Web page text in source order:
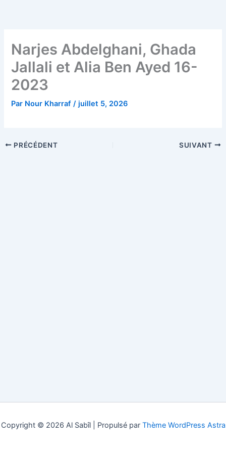
Narjes Abdelghani, Ghada
Jallali et Alia Ben Ayed 16-
2023
Par Nour Kharraf/ juillet 5, 2026
PRÉCÉDENT SUIVANT
Copyright © 2026 Al Sabîl | Propulsé par Thème WordPress Astra